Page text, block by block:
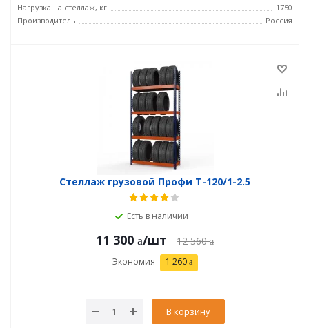
Нагрузка на стеллаж, кг
1750
Производитель
Россия
Стеллаж грузовой Профи Т-120/1-2.5
Есть в наличии
11 300 /шт 12 560
Экономия 1 260
В корзину